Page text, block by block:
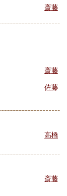
斎藤
斎藤
佐藤
高橋
斎藤